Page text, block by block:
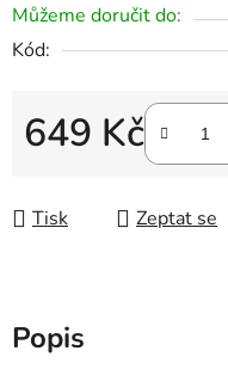
Můžeme doručit do:
Kód:
649 Kč
Tisk Zeptat se
Popis